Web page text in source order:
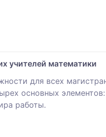
учителей математики
для всех
основных
работы.